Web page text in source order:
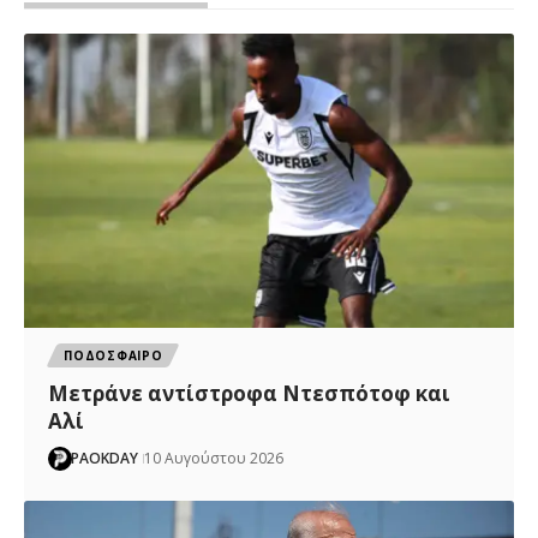
ΠΟΔΟΣΦΑΙΡΟ
Μετράνε αντίστροφα Ντεσπότοφ και
Αλί
PAOKDAY 10 Αυγούστου 2026